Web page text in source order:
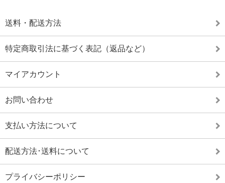
送料・配送方法
特定商取引法に基づく表記（返品など）
マイアカウント
お問い合わせ
支払い方法について
配送方法･送料について
プライバシーポリシー